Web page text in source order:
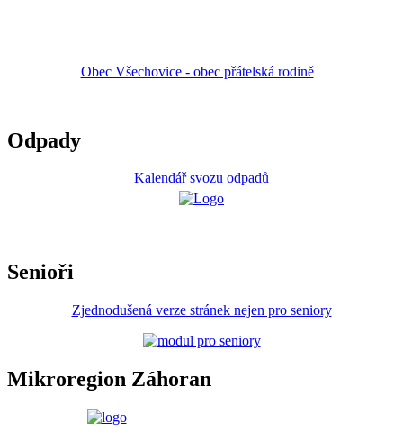
Obec Všechovice - obec přátelská rodině
Odpady
Kalendář svozu odpadů
Senioři
Zjednodušená verze stránek nejen pro seniory
Mikroregion Záhoran